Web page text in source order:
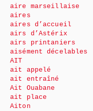
aire marseillaise
aires
aires d’accueil
airs d’Astérix
airs printaniers
aisément décelables
AIT
ait appelé
ait entraîné
Ait Ouabane
ait place
Aiton